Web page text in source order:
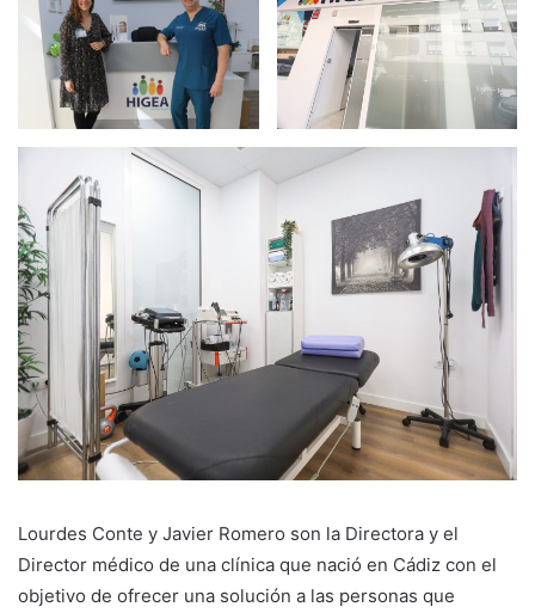
Lourdes Conte y Javier Romero son la Directora y el
Director médico de una clínica que nació en Cádiz con el
objetivo de ofrecer una solución a las personas que